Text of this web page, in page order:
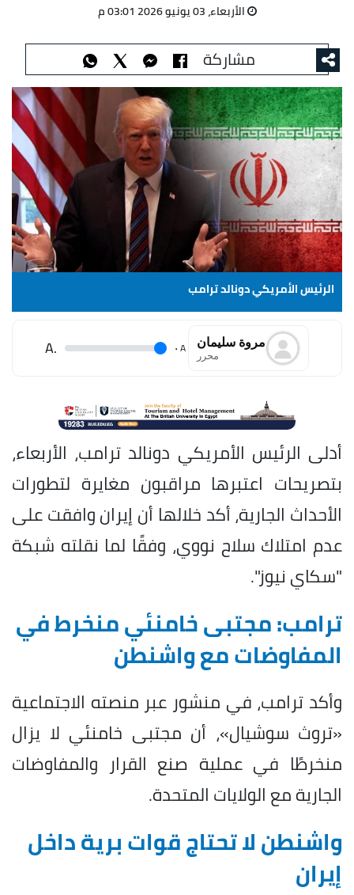
الأربعاء، 03 يونيو 2026 03:01 م
مشاركة
الرئيس الأمريكي دونالد ترامب
مروة سليمان
محرر A
.
.A
أدلى الرئيس الأمريكي دونالد ترامب، الأربعاء،
بتصريحات اعتبرها مراقبون مغايرة لتطورات
الأحداث الجارية، أكد خلالها أن إيران وافقت على
عدم امتلاك سلاح نووي، وفقًا لما نقلته شبكة
"سكاي نيوز".
ترامب: مجتبى خامنئي منخرط في
المفاوضات مع واشنطن
وأكد ترامب، في منشور عبر منصته الاجتماعية
«تروث سوشيال»، أن مجتبى خامنئي لا يزال
منخرطًا في عملية صنع القرار والمفاوضات
الجارية مع الولايات المتحدة.
واشنطن لا تحتاج قوات برية داخل
إيران